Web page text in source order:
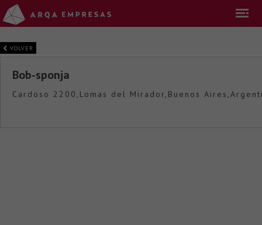
VOLVER
Bob-sponja
Cardoso 2200,Lomas del Mirador,Buenos